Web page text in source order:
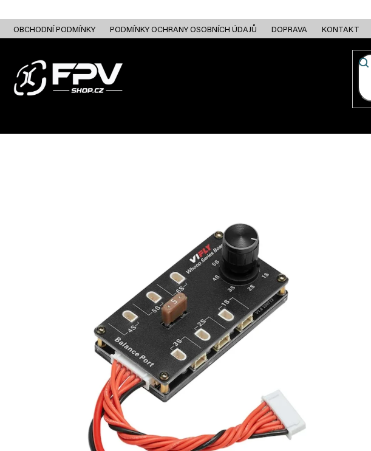
obsahOBCHODNÍ PODMÍNKY PODMÍNKY OCHRANY OSOBNÍCH ÚDAJŮ DOPRAVA KONTAKT